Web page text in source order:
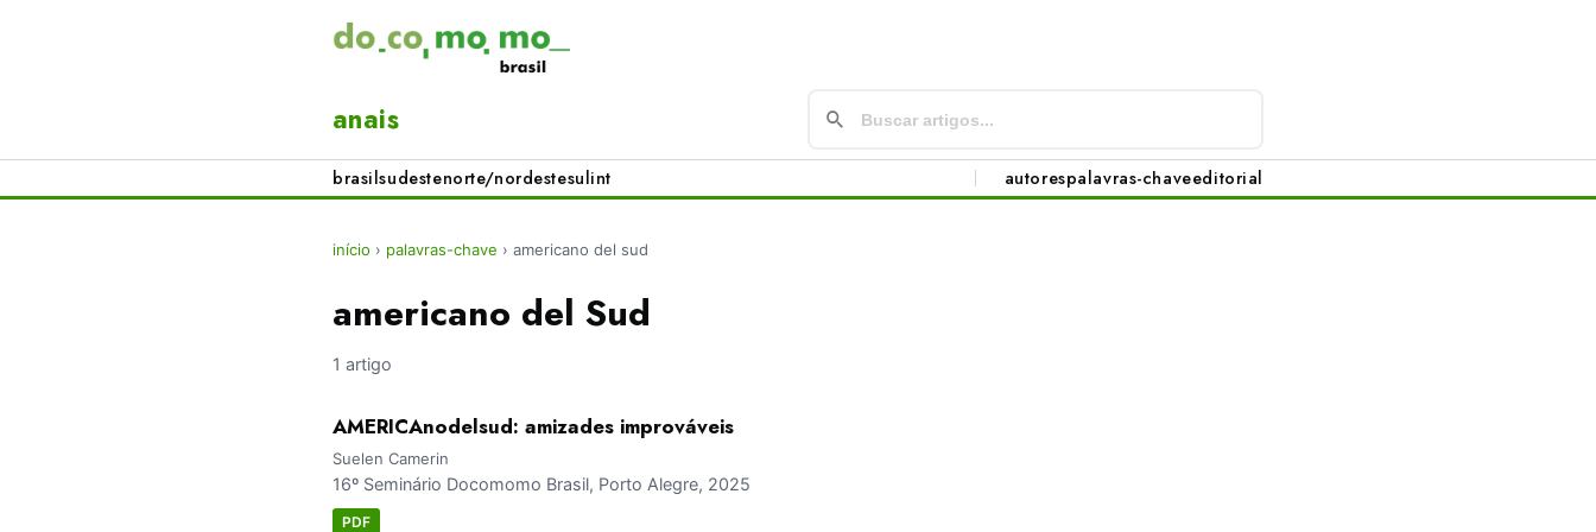
anais
brasilsudestenorte/nordestesulint autorespalavras-chaveeditorial
início › palavras-chave › americano del sud
americano del Sud
1 artigo
AMERICAnodelsud: amizades improváveis
Suelen Camerin
16º Seminário Docomomo Brasil, Porto Alegre, 2025
PDF